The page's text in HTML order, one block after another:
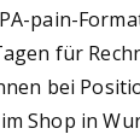
pain-
für
bei
Shop in